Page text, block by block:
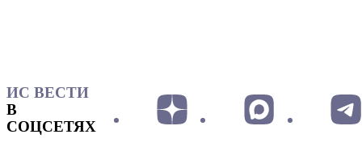
ИС ВЕСТИ
В
СОЦСЕТЯХ